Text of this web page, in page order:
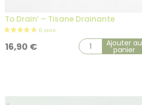
To Drain’ – Tisane Drainante
16,90 € Ajouter au
panier